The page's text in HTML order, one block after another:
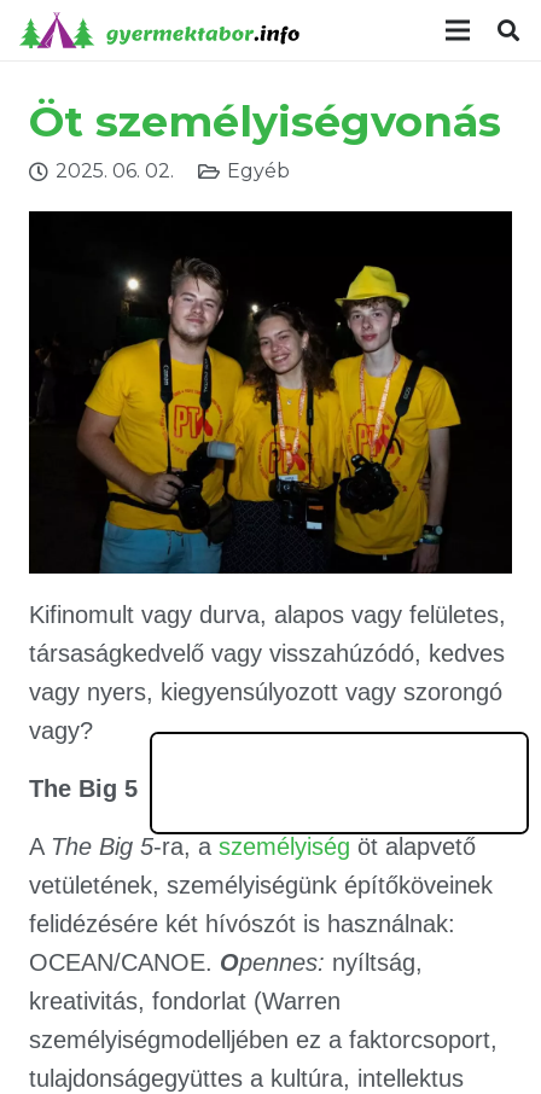
Öt személyiségvonás
2025. 06. 02. Egyéb
Kifinomult vagy durva, alapos vagy felületes,
társaságkedvelő vagy visszahúzódó, kedves
vagy nyers, kiegyensúlyozott vagy szorongó
vagy?
The Big 5
A The Big 5-ra, a személyiség öt alapvető
vetületének, személyiségünk építőköveinek
felidézésére két hívószót is használnak:
OCEAN/CANOE. Opennes: nyíltság,
kreativitás, fondorlat (Warren
személyiségmodelljében ez a faktorcsoport,
tulajdonságegyüttes a kultúra, intellektus